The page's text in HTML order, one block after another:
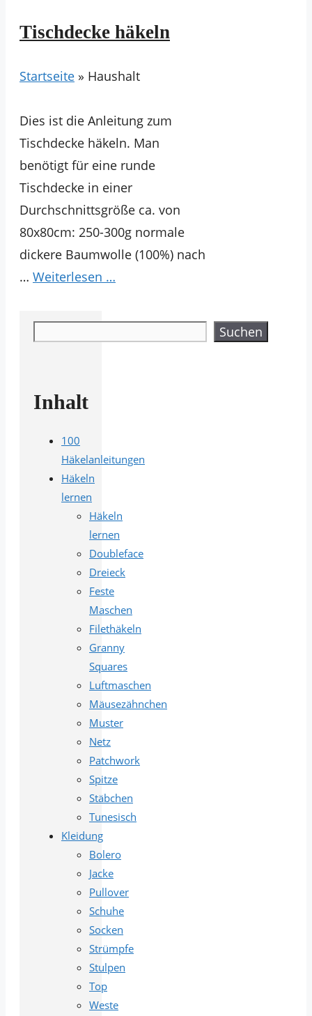
Tischdecke häkeln
Startseite » Haushalt
Dies ist die Anleitung zum
Tischdecke häkeln. Man
benötigt für eine runde
Tischdecke in einer
Durchschnittsgröße ca. von
80x80cm: 250-300g normale
dickere Baumwolle (100%) nach
… Weiterlesen …
Suchen
Inhalt
100
Häkelanleitungen
Häkeln
lernen
Häkeln
lernen
Doubleface
Dreieck
Feste
Maschen
Filethäkeln
Granny
Squares
Luftmaschen
Mäusezähnchen
Muster
Netz
Patchwork
Spitze
Stäbchen
Tunesisch
Kleidung
Bolero
Jacke
Pullover
Schuhe
Socken
Strümpfe
Stulpen
Top
Weste